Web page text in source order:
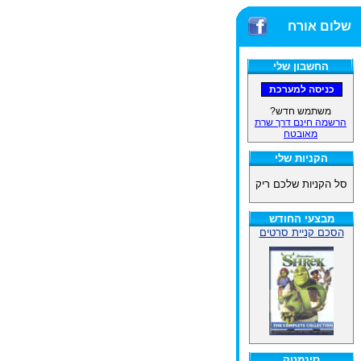
שלום אורח
החשבון שלי
משתמש חדש?
הרשמה חינם דרך שרת
מאובטח
הקניות שלי
סל הקניות שלכם ריק
מבצעי החודש
הסכם קניית סרטים